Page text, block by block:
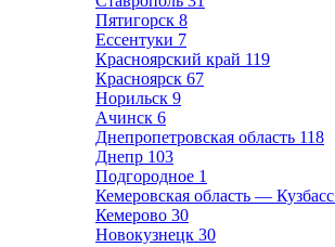
Пятигорск 8
Ессентуки 7
Красноярский край 119
Красноярск 67
Норильск 9
Ачинск 6
Днепропетровская область 118
Днепр 103
Подгородное 1
Кемеровская область — Кузбасс
Кемерово 30
Новокузнецк 30